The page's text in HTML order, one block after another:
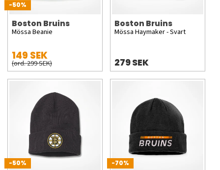
-50%
Boston Bruins
Mössa Beanie
149 SEK
(ord. 299 SEK)
Boston Bruins
Mössa Haymaker - Svart
279 SEK
-50% -70%